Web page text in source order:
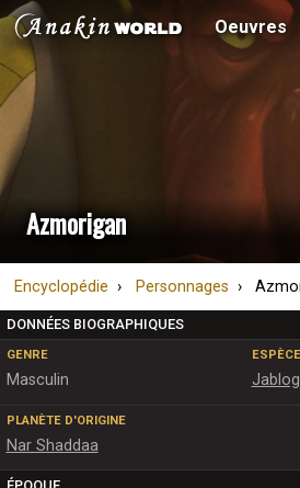
Oeuvres
Azmorigan
Encyclopédie Personnages
DONNÉES BIOGRAPHIQUES
GENRE
Masculin
ESPÈCE
PLANÈTE D'ORIGINE
Nar Shaddaa